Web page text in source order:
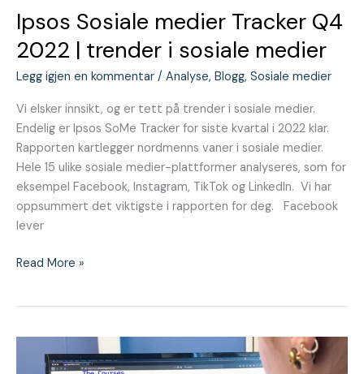
Ipsos Sosiale medier Tracker Q4
2022 | trender i sosiale medier
Legg igjen en kommentar / Analyse, Blogg, Sosiale medier
Vi elsker innsikt, og er tett på trender i sosiale medier.
Endelig er Ipsos SoMe Tracker for siste kvartal i 2022 klar.
Rapporten kartlegger nordmenns vaner i sosiale medier.
Hele 15 ulike sosiale medier-plattformer analyseres, som for
eksempel Facebook, Instagram, TikTok og LinkedIn. Vi har
oppsummert det viktigste i rapporten for deg. Facebook
lever
Read More »